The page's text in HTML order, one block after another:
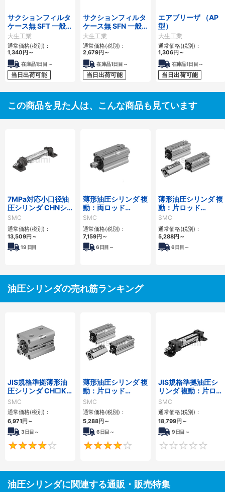
サクションフィルタ
ケース無 SFT 一般作
動油用
大生工業
通常価格(税別)：
1,340円～
在庫品1日目～
当日出荷可能
サクションフィルタ
ケース無 SFN 一般
作動油用
大生工業
通常価格(税別)：
2,679円～
在庫品1日目～
当日出荷可能
エアブリーザ （AP
型）
大生工業
通常価格(税別)：
1,306円～
在庫品1日目～
当日出荷可能
この商品を見た人は、こんな商品も見ています
7MPa対応小口径油
圧シリンダ CHNシ
リーズ
SMC
通常価格(税別)：
13,509円～
19 日目
薄形油圧シリンダ 複
動：両ロッド
CH□QWBシリーズ
SMC
通常価格(税別)：
7,159円～
6日目～
薄形油圧シリンダ 複
動：片ロッド
CH□QBシリーズ
SMC
通常価格(税別)：
5,288円～
6日目～
油圧シリンダの売れ筋ランキング
JIS規格準拠薄形油
圧シリンダ CH□KD
シリーズ
SMC
通常価格(税別)：
6,971円～
3日目～
4
薄形油圧シリンダ 複
動：片ロッド
CH□QBシリーズ
SMC
通常価格(税別)：
5,288円～
6日目～
4
JIS規格準拠油圧シ
リンダ 複動：片ロッ
ド CH2E・CH2F・
CH2G・CH2Hシリ
ーズ
SMC
通常価格(税別)：
18,799円～
9日目～
油圧シリンダに関連する通販・販売特集